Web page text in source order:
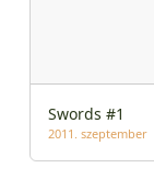
Swords #1
2011. szeptember